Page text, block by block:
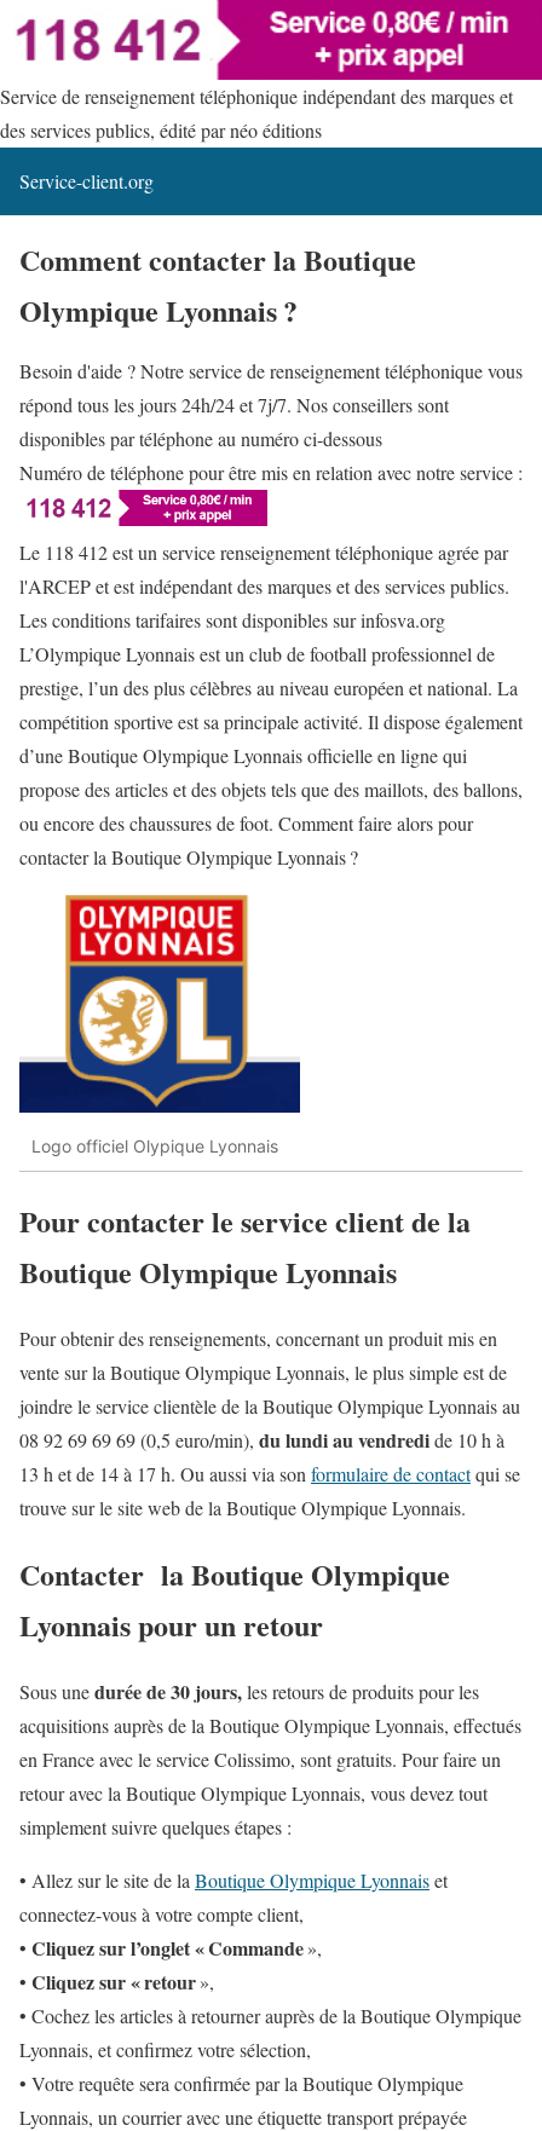
Service de renseignement téléphonique indépendant des marques et
des services publics, édité par néo éditions
Service-client.org
Comment contacter la Boutique
Olympique Lyonnais ?
Besoin d'aide ? Notre service de renseignement téléphonique vous
répond tous les jours 24h/24 et 7j/7. Nos conseillers sont
disponibles par téléphone au numéro ci-dessous
Numéro de téléphone pour être mis en relation avec notre service :
Le 118 412 est un service renseignement téléphonique agrée par
l'ARCEP et est indépendant des marques et des services publics.
Les conditions tarifaires sont disponibles sur infosva.org
L’Olympique Lyonnais est un club de football professionnel de
prestige, l’un des plus célèbres au niveau européen et national. La
compétition sportive est sa principale activité. Il dispose également
d’une Boutique Olympique Lyonnais officielle en ligne qui
propose des articles et des objets tels que des maillots, des ballons,
ou encore des chaussures de foot. Comment faire alors pour
contacter la Boutique Olympique Lyonnais ?
Logo officiel Olypique Lyonnais
Pour contacter le service client de la
Boutique Olympique Lyonnais
Pour obtenir des renseignements, concernant un produit mis en
vente sur la Boutique Olympique Lyonnais, le plus simple est de
joindre le service clientèle de la Boutique Olympique Lyonnais au
08 92 69 69 69(0,5 euro/min), du lundi au vendredide 10 h à
13 h etde 14 à 17 h. Ou aussi via son formulaire de contactqui se
trouve sur le site web de la Boutique Olympique Lyonnais.
Contacter la Boutique Olympique
Lyonnais pour un retour
Sous unedurée de 30 jours,les retours de produits pour les
acquisitions auprès de la Boutique Olympique Lyonnais, effectués
en France avec le service Colissimo, sont gratuits. Pour faire un
retour avec la Boutique Olympique Lyonnais, vous devez tout
simplement suivre quelques étapes :
• Allez sur le site de la Boutique Olympique Lyonnaiset
connectez-vous à votre compte client,
• Cliquez sur l’onglet « Commande»,
• Cliquez sur « retour»,
• Cochez les articles à retourner auprès de la Boutique Olympique
Lyonnais, et confirmez votre sélection,
• Votre requête sera confirmée par la Boutique Olympique
Lyonnais, un courrier avec une étiquette transport prépayée